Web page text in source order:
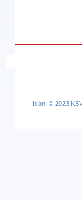
Icon: © 2023